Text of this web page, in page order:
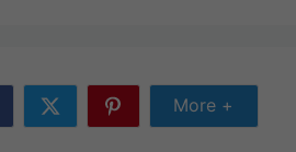
Share
Share
Share
More +